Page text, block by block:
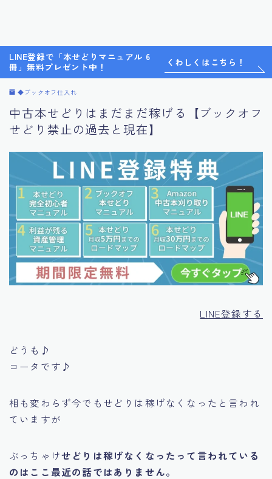
LINE登録で「本せどりマニュアル 6
冊」無料プレゼント中！
くわしくはこちら！
◆ブックオフ仕入れ
中古本せどりはまだまだ稼げる【ブックオフ
せどり禁止の過去と現在】
LINE登録する
どうも♪
コータです♪
相も変わらず今でも せどりは稼げなくなった と言われ
ていますが
ぶっちゃけせどりは稼げなくなったって言われている
のはここ最近の話ではありません。